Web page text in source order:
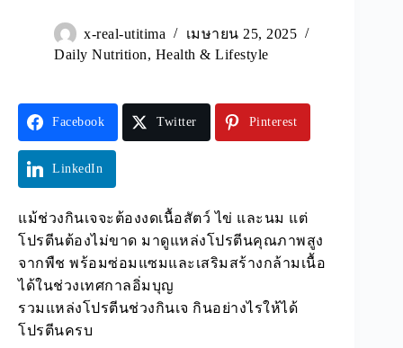
x-real-utitima
เมษายน 25, 2025
Daily Nutrition, Health & Lifestyle
Facebook Twitter Pinterest
LinkedIn
แม้ช่วงกินเจจะต้องงดเนื้อสัตว์ ไข่ และนม แต่
โปรตีนต้องไม่ขาด มาดูแหล่งโปรตีนคุณภาพสูง
จากพืช พร้อมซ่อมแซมและเสริมสร้างกล้ามเนื้อ
ได้ในช่วงเทศกาลอิ่มบุญ
รวมแหล่งโปรตีนช่วงกินเจ กินอย่างไรให้ได้
โปรตีนครบ